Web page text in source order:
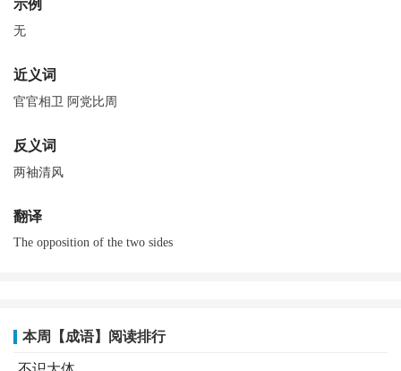
示例
无
近义词
官官相卫 阿党比周
反义词
两袖清风
翻译
The opposition of the two sides
本周【成语】阅读排行